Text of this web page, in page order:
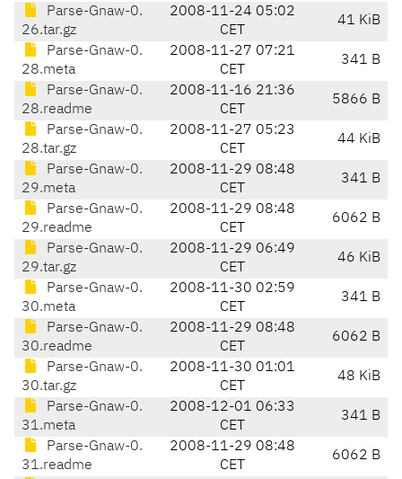
Parse-Gnaw-0.
26.tar.gz
2008-11-24 05:02
CET
41 KiB
Parse-Gnaw-0.
28.meta
2008-11-27 07:21
CET
341 B
Parse-Gnaw-0.
28.readme
2008-11-16 21:36
CET
5866 B
Parse-Gnaw-0.
28.tar.gz
2008-11-27 05:23
CET
44 KiB
Parse-Gnaw-0.
29.meta
2008-11-29 08:48
CET
341 B
Parse-Gnaw-0.
29.readme
2008-11-29 08:48
CET
6062 B
Parse-Gnaw-0.
29.tar.gz
2008-11-29 06:49
CET
46 KiB
Parse-Gnaw-0.
30.meta
2008-11-30 02:59
CET
341 B
Parse-Gnaw-0.
30.readme
2008-11-29 08:48
CET
6062 B
Parse-Gnaw-0.
30.tar.gz
2008-11-30 01:01
CET
48 KiB
Parse-Gnaw-0.
31.meta
2008-12-01 06:33
CET
341 B
Parse-Gnaw-0.
31.readme
2008-11-29 08:48
CET
6062 B